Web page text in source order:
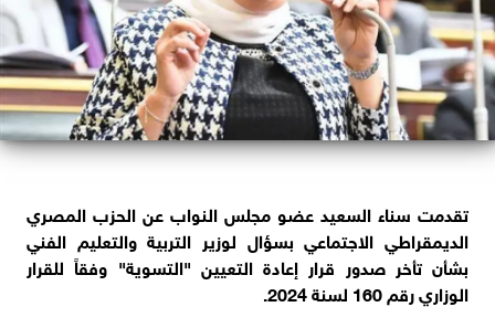
تقدمت سناء السعيد عضو مجلس النواب عن الحزب المصري
الديمقراطي الاجتماعي بسؤال لوزير التربية والتعليم الفني
بشأن تأخر صدور قرار إعادة التعيين "التسوية" وفقاً للقرار
الوزاري رقم 160 لسنة 2024.